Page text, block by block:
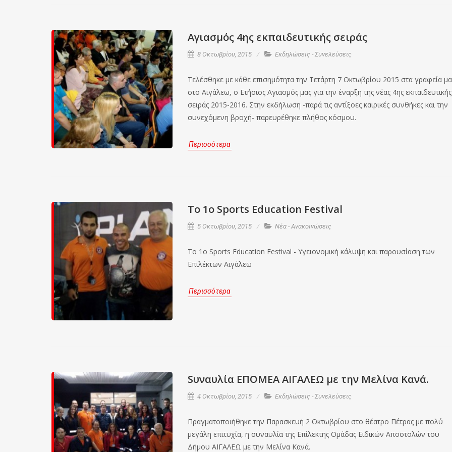
Αγιασμός 4ης εκπαιδευτικής σειράς
8 Οκτωβρίου, 2015 Εκδηλώσεις - Συνελεύσεις
Τελέσθηκε με κάθε επισημότητα την Τετάρτη 7 Οκτωβρίου 2015 στα γραφεία
στο Αιγάλεω, ο Ετήσιος Αγιασμός μας για την έναρξη της νέας 4ης εκπαιδευτικής
σειράς 2015-2016. Στην εκδήλωση -παρά τις αντίξοες καιρικές συνθήκες και την
συνεχόμενη βροχή- παρευρέθηκε πλήθος κόσμου.
Περισσότερα
Το 1ο Sports Education Festival
5 Οκτωβρίου, 2015 Νέα - Ανακοινώσεις
Το 1ο Sports Education Festival - Υγειονομική κάλυψη και παρουσίαση των
Επιλέκτων Αιγάλεω
Περισσότερα
Sυναυλία ΕΠΟΜΕΑ ΑΙΓΑΛΕΩ με την Μελίνα Κανά.
4 Οκτωβρίου, 2015 Εκδηλώσεις - Συνελεύσεις
Πραγματοποιήθηκε την Παρασκευή 2 Οκτωβρίου στο θέατρο Πέτρας με πολύ
μεγάλη επιτυχία, η συναυλία της Επίλεκτης Ομάδας Ειδικών Αποστολών του
Δήμου ΑΙΓΑΛΕΩ με την Μελίνα Κανά.